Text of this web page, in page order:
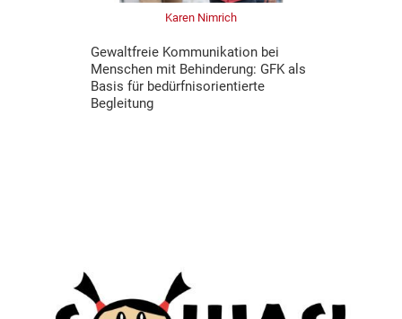
Karen Nimrich
Gewaltfreie Kommunikation bei
Menschen mit Behinderung: GFK als
Basis für bedürfnisorientierte
Begleitung